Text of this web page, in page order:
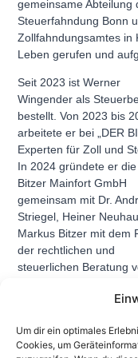
Um dir ein optimales
Cookies, um
gemeinsame Abteilung
Steuerfahndung Bonn
Zollfahndungsamtes in
Leben gerufen und
Seit 2023 ist Werner
Wingender als
bestellt. Von 2023 bis
arbeitete er bei „DER
Experten für Zoll und
In 2024 gründete er
Bitzer Mainfort GmbH
gemeinsam mit Dr.
Striegel, Heiner
Markus Bitzer mit dem
der rechtlichen und
steuerlichen Beratung
Geldwäscheprävention.